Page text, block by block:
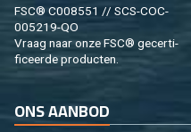
FSC® C008551 // SCS-COC-
005219-QO
Vraag naar onze FSC® ge­cer­ti­
fi­ceer­de pro­duc­ten.
ONS AAN­BOD